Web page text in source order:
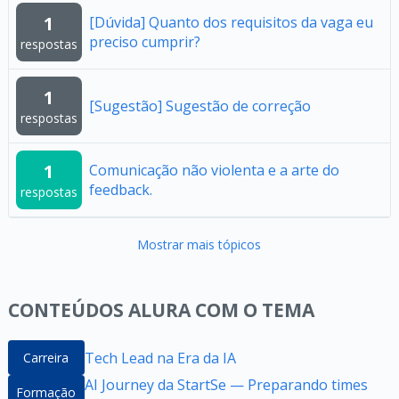
1
respostas
[Dúvida] Quanto dos requisitos da vaga eu
preciso cumprir?
1
respostas
[Sugestão] Sugestão de correção
1
respostas
Comunicação não violenta e a arte do
feedback.
Mostrar mais tópicos
CONTEÚDOS ALURA COM O TEMA
Carreira Tech Lead na Era da IA
Formação AI Journey da StartSe — Preparando times